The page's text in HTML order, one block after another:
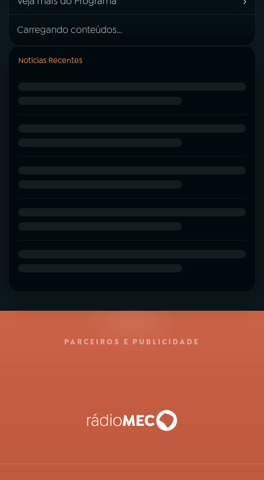
Carregando conteúdos...
Notícias Recentes
PARCEIROS E PUBLICIDADE